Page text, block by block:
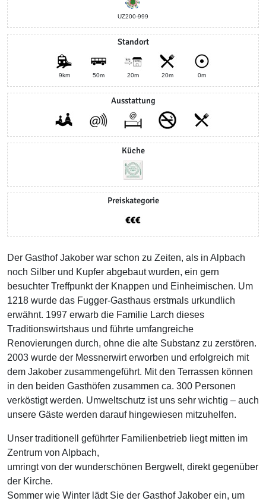
UZ200-999
Standort
9km 50m 20m 20m 0m
Ausstattung
Küche
Preiskategorie
Der Gasthof Jakober war schon zu Zeiten, als in Alpbach
noch Silber und Kupfer abgebaut wurden, ein gern
besuchter Treffpunkt der Knappen und Einheimischen. Um
1218 wurde das Fugger-Gasthaus erstmals urkundlich
erwähnt. 1997 erwarb die Familie Larch dieses
Traditionswirtshaus und führte umfangreiche
Renovierungen durch, ohne die alte Substanz zu zerstören.
2003 wurde der Messnerwirt erworben und erfolgreich mit
dem Jakober zusammengeführt. Mit den Terrassen können
in den beiden Gasthöfen zusammen ca. 300 Personen
verköstigt werden. Umweltschutz ist uns sehr wichtig – auch
unsere Gäste werden darauf hingewiesen mitzuhelfen.
Unser traditionell geführter Familienbetrieb liegt mitten im
Zentrum von Alpbach,
umringt von der wunderschönen Bergwelt, direkt gegenüber
der Kirche.
Sommer wie Winter lädt Sie der Gasthof Jakober ein, um